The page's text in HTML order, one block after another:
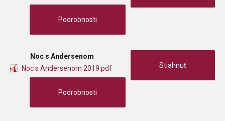
Podrobnosti
Noc s Andersenom
Noc s Andersenom 2019.pdf
Stiahnuť
Podrobnosti